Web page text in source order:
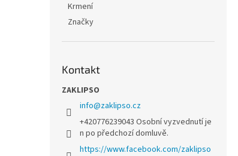
Krmení
Značky
Kontakt
ZAKLIPSO
info@zaklipso.cz
+420776239043 Osobní vyzvednutí je
n po předchozí domluvě.
https://www.facebook.com/zaklipso